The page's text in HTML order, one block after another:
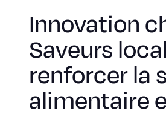
Innovation
Saveurs
renforcer la
alimentaire